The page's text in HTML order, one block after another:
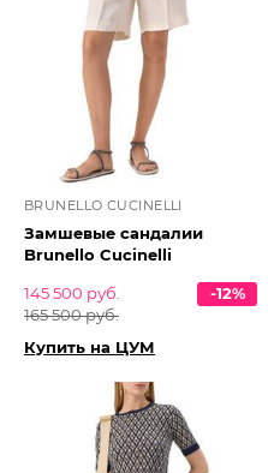
BRUNELLO CUCINELLI
Замшевые сандалии
Brunello Cucinelli
145 500 руб.
165 500 руб.
-12%
Купить на ЦУМ